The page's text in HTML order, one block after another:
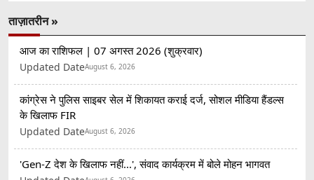
ताज़ातरीन »
आज का राशिफल | 07 अगस्त 2026 (शुक्रवार)
Updated DateAugust 6, 2026
कांग्रेस ने पुलिस साइबर सेल में शिकायत कराई दर्ज, सोशल मीडिया हैंडल्स
के खिलाफ FIR
Updated DateAugust 6, 2026
'Gen-Z देश के खिलाफ नहीं...', संवाद कार्यक्रम में बोले मोहन भागवत